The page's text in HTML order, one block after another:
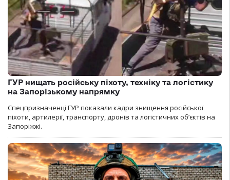
ГУР нищать російську піхоту, техніку та логістику
на Запорізькому напрямку
Спецпризначенці ГУР показали кадри знищення російської
піхоти, артилерії, транспорту, дронів та логістичних об’єктів на
Запоріжжі.